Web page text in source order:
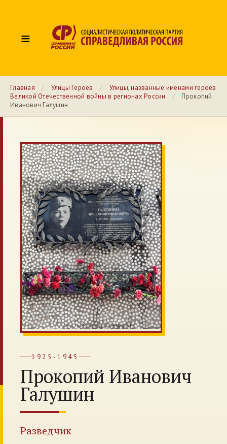
≡
Главная / Улицы Героев /
Улицы, названные именами героев
Великой Отечественной войны в регионах России
/
Прокопий
Иванович Галушин
№ 22
1925-1945
Прокопий Иванович
Галушин
Разведчик